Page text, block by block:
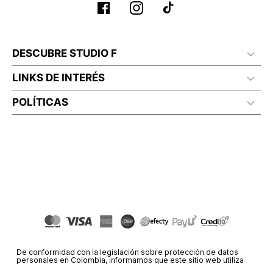
DESCUBRE STUDIO F
LINKS DE INTERÉS
POLÍTICAS
De conformidad con la legislación sobre protección de datos
personales en Colombia, informamos que este sitio web utiliza